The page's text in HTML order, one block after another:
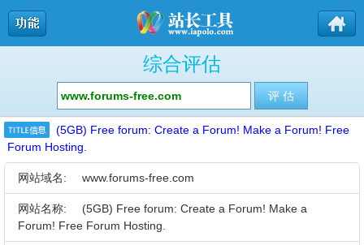
综合评估
(5GB) Free forum: Create a Forum! Make a Forum! Free
Forum Hosting.
网站域名: www.forums-free.com
网站名称:
(5GB) Free forum: Create a Forum! Make a
Forum! Free Forum Hosting.